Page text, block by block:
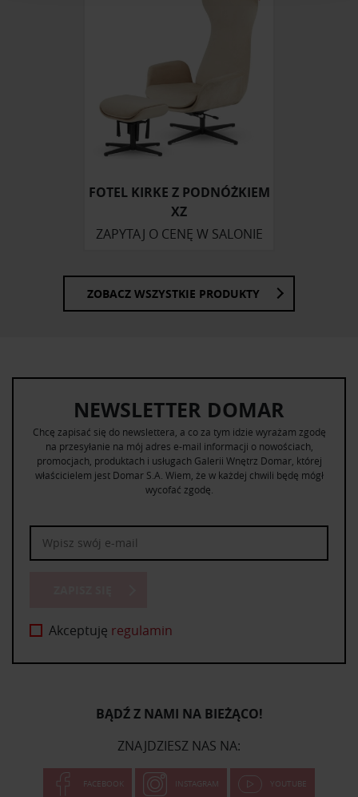
otrzymanymi od Ciebie lub uzyskanymi podczas
FOTEL KIRKE Z PODNÓŻKIEM
XZ
ZAPYTAJ O CENĘ W SALONIE
ZOBACZ WSZYSTKIE PRODUKTY
NEWSLETTER DOMAR
Chcę zapisać się do newslettera, a co za tym idzie wyrażam zgodę
na przesyłanie na mój adres e-mail informacji o nowościach,
promocjach, produktach i usługach Galerii Wnętrz Domar, której
właścicielem jest Domar S.A. Wiem, że w każdej chwili będę mógł
wycofać zgodę.
Akceptuję regulamin
BĄDŹ Z NAMI NA BIEŻĄCO!
ZNAJDZIESZ NAS NA:
FACEBOOK INSTAGRAM YOUTUBE